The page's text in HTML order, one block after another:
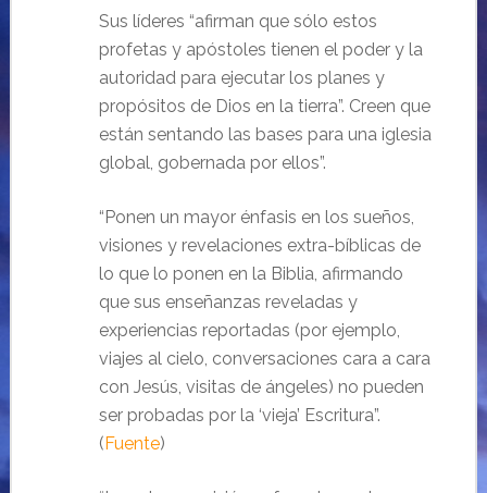
Sus líderes “afirman que sólo estos
profetas y apóstoles tienen el poder y la
autoridad para ejecutar los planes y
propósitos de Dios en la tierra”. Creen que
están sentando las bases para una iglesia
global, gobernada por ellos”.
“Ponen un mayor énfasis en los sueños,
visiones y revelaciones extra-bíblicas de
lo que lo ponen en la Biblia, afirmando
que sus enseñanzas reveladas y
experiencias reportadas (por ejemplo,
viajes al cielo, conversaciones cara a cara
con Jesús, visitas de ángeles) no pueden
ser probadas por la ‘vieja’ Escritura”.
( Fuente)